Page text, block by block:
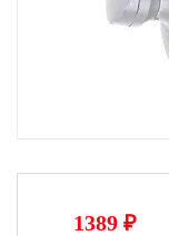
1389 ₽